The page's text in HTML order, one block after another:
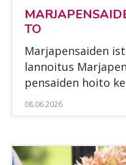
TO
Mar­ja­pen­sai­den
lan­noi­tus
pen­sai­den hoi­to
08.06.2026